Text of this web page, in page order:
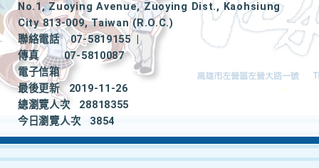
No.1, Zuoying Avenue, Zuoying Dist., Kaohsiung
City 813-009, Taiwan (R.O.C.)
聯絡電話
07-5819155
|
傳真
07-5810087
電子信箱
最後更新
2019-11-26
總瀏覽人次
28818355
今日瀏覽人次
3854